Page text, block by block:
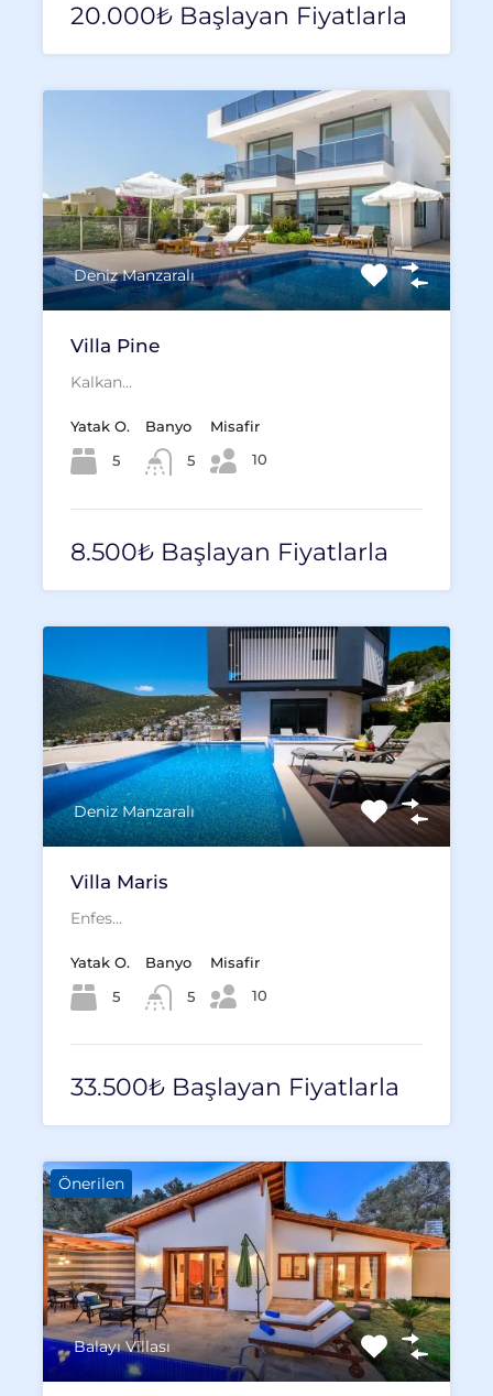
20.000₺ Başlayan Fiyatlarla
Deniz Manzaralı
Villa Pine
Kalkan…
Yatak O.
5
Banyo
5
Misafir
10
8.500₺ Başlayan Fiyatlarla
Deniz Manzaralı
Villa Maris
Enfes…
Yatak O.
5
Banyo
5
Misafir
10
33.500₺ Başlayan Fiyatlarla
Önerilen
Balayı Villası